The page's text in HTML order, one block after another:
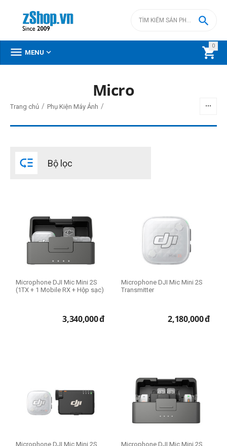
0


 MENU 
Menu
400000 đ 14590000
Thương hiệu
BOYA
Godox
Insta360
Micro
Trang chủ / Phụ Kiện Máy Ảnh /
 Bộ lọc
Microphone DJI Mic Mini 2S
(1TX + 1 Mobile RX + Hộp sạc)
3,340,000đ
Microphone DJI Mic Mini 2S
Transmitter
2,180,000đ
Microphone DJI Mic Mini 2S
Microphone DJI Mic Mini 2S